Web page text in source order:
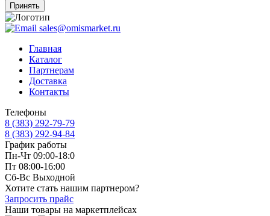
Принять
sales@omismarket.ru
Главная
Каталог
Партнерам
Доставка
Контакты
Телефоны
8 (383) 292-79-79
8 (383) 292-94-84
График работы
Пн-Чт 09:00-18:0
Пт 08:00-16:00
Сб-Вс Выходной
Хотите стать нашим партнером?
Запросить прайс
Наши товары на маркетплейсах